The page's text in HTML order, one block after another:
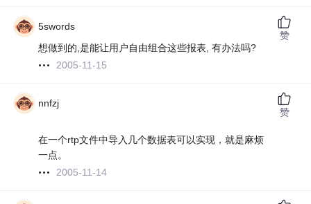
5swords
想做到的,是能让用户自由组合这些报表, 有办法吗?
2005-11-15
赞
nnfzj
在一个rtp文件中导入几个数据表可以实现，就是麻烦
一点。
2005-11-14
赞